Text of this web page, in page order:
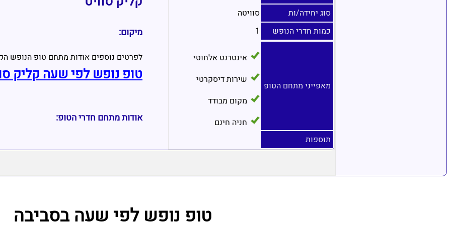
סוג יחידה/ות
סוויטה
כמות חדרי הנופש
1
מאפייני מתחם הטופ
אינטרנט אלחוטי
שירות דיסקרטי
מקום מבודד
חניה חינם
תוספות
מיקום:
לפרטים נוספים אודות מתחם טופ הנופש
טופ נופש לפי שעה קליק
אודות מתחם חדרי הטופ:
טופ נופש לפי שעה בסביבה